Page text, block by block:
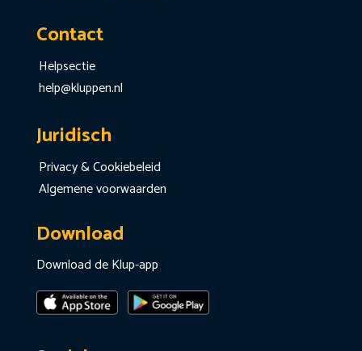
Contact
Helpsectie
help@kluppen.nl
Juridisch
Privacy & Cookiebeleid
Algemene voorwaarden
Download
Download de Klup-app